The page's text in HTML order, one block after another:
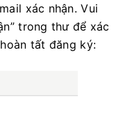
xác nhận. Vui
trong thư để xác
tất đăng ký: